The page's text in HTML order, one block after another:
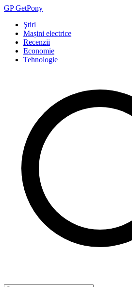
GPGetPony
Ştiri
Mașini electrice
Recenzii
Economie
Tehnologie